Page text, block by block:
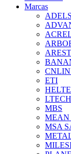
Marcas
ETI
LTECH
MBS
MEAN
MSA